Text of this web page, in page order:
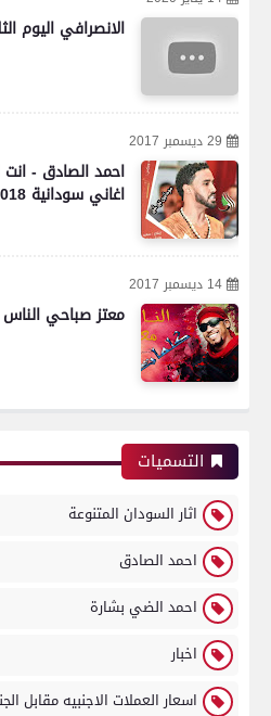
الانصرافي اليوم الثلاثاء
29 ديسمبر 2017
احمد الصادق -
اغاني سودانية 2018
14 ديسمبر 2017
معتز صباحي الناس
التسميات
اثار السودان المتنوعة
احمد الصادق
احمد الضي بشارة
اخبار
اسعار العملات الاجنبيه مقابل